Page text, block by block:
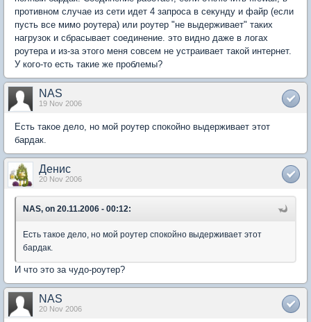
противном случае из сети идет 4 запроса в секунду и файр (если
пусть все мимо роутера) или роутер "не выдерживает" таких
нагрузок и сбрасывает соединение. это видно даже в логах
роутера и из-за этого меня совсем не устраивает такой интернет.
У кого-то есть такие же проблемы?
NAS
19 Nov 2006
Есть такое дело, но мой роутер спокойно выдерживает этот
бардак.
Денис
20 Nov 2006
NAS, on 20.11.2006 - 00:12:
Есть такое дело, но мой роутер спокойно выдерживает этот
бардак.
И что это за чудо-роутер?
NAS
20 Nov 2006